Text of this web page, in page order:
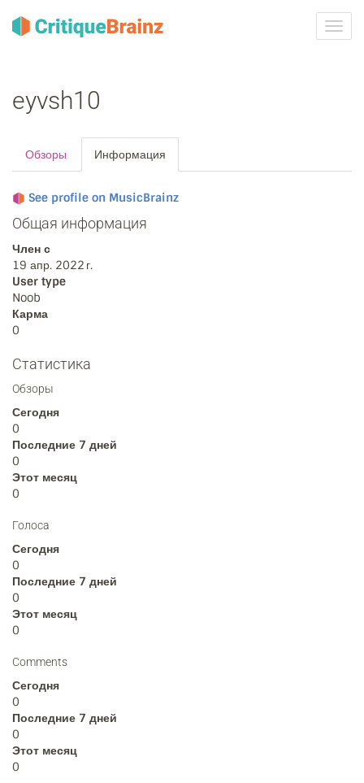
eyvsh10
Обзоры Информация
See profile on MusicBrainz
Общая информация
Член с
19 апр. 2022 г.
User type
Noob
Карма
0
Статистика
Обзоры
Сегодня
0
Последние 7 дней
0
Этот месяц
0
Голоса
Сегодня
0
Последние 7 дней
0
Этот месяц
0
Comments
Сегодня
0
Последние 7 дней
0
Этот месяц
0